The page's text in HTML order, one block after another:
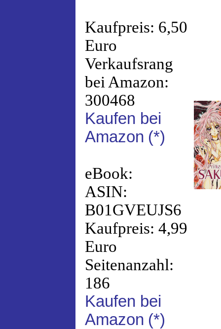
Kaufpreis: 6,50
Euro
Verkaufsrang
bei Amazon:
300468
Kaufen bei
Amazon (*)
eBook:
ASIN:
B01GVEUJS6
Kaufpreis: 4,99
Euro
Seitenanzahl:
186
Kaufen bei
Amazon (*)